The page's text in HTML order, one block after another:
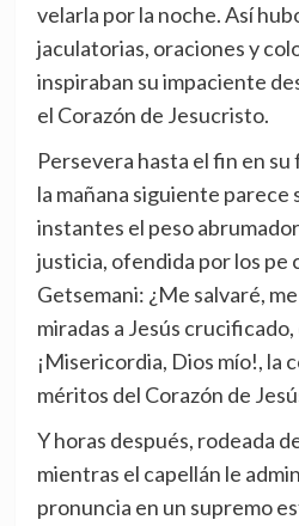
velarla por la noche. Así
jaculatorias, oraciones y
inspiraban su impaciente
el Corazón de Jesucristo.
Persevera hasta el fin en
la mañana siguiente parece
instantes el peso
justicia, ofendida por los pe
Getsemani: ¿Me salvaré,
miradas a Jesús
¡Misericordia, Dios mío!, la
méritos del Corazón de
Y horas después, rodeada
mientras el capellán le
pronuncia en un supremo